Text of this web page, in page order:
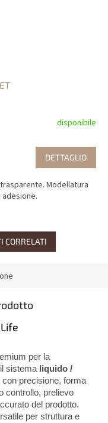
disponibile
DETTAGLIO
Modellatura
CORRELATI
per la
sistema liquido /
precisione, forma
controllo, prelievo
del prodotto.
per struttura e